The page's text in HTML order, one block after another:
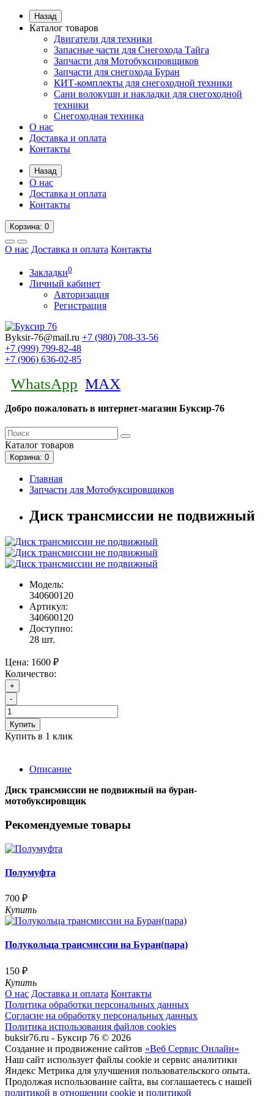
Назад
Каталог товаров
Двигатели для техники
Запасные части для Снегохода Тайга
Запчасти для Мотобуксировщиков
Запчасти для снегохода Буран
КИТ-комплекты для снегоходной техники
Сани волокуши и накладки для снегоходной
техники
Снегоходная техника
О нас
Доставка и оплата
Контакты
Назад
О нас
Доставка и оплата
Контакты
Корзина: 0
О нас Доставка и оплата Контакты
Закладки0
Личный кабинет
Авторизация
Регистрация
Byksir-76@mail.ru +7 (980) 708-33-56
+7 (999) 799-82-48
+7 (906) 636-02-85
WhatsApp MAX
Добро пожаловать в интернет-магазин Буксир-76
Каталог товаров
Корзина: 0
Главная
Запчасти для Мотобуксировщиков
Диск трансмиссии не подвижный
Модель:
340600120
Артикул:
340600120
Доступно:
28 шт.
Цена: 1600 ₽
Количество:
+
-
Купить
Купить в 1 клик
Описание
Диск трансмиссии не подвижный на буран-
мотобуксировщик
Рекомендуемые товары
Полумуфта
700 ₽
Купить
Полукольца трансмиссии на Буран(пара)
150 ₽
Купить
О нас Доставка и оплата Контакты
Политика обработки персональных данных
Согласие на обработку персональных данных
Политика использования файлов cookies
buksir76.ru - Буксир 76 © 2026
Создание и продвижение сайтов «Веб Сервис Онлайн»
Наш сайт использует файлы cookie и сервис аналитики
Яндекс Метрика для улучшения пользовательского опыта.
Продолжая использование сайта, вы соглашаетесь с нашей
политикой в отношении cookie и политикой